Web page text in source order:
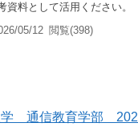
資料として活用ください。
05/12 閲覧(398)
学 通信教育学部